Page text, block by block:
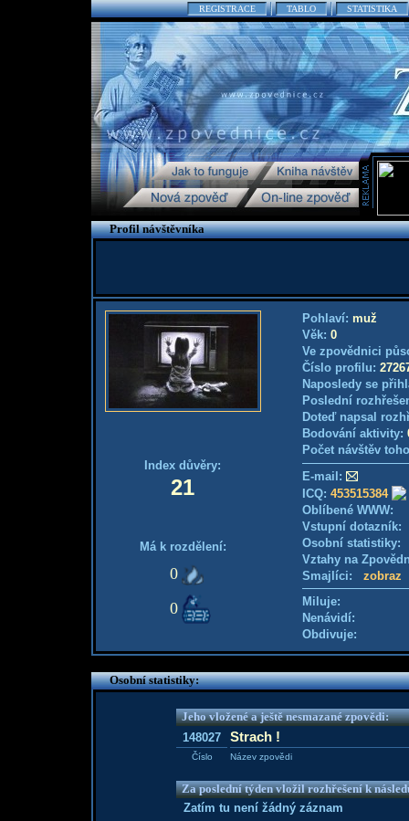
REGISTRACE TABLO STATISTIKA
Profil návštěvníka
Index důvěry:
21
Má k rozdělení:
0
0
Pohlaví: muž
Věk: 0
Ve zpovědnici
Číslo profilu:
Naposledy se
Poslední
Doteď napsal
Bodování aktivity:
Počet návštěv
E-mail:
ICQ: 453515384
Oblíbené WWW:
Vstupní
Osobní
Vztahy na
Smajlíci: zobraz
Miluje:
Nenávidí:
Obdivuje:
Osobní statistiky:
Jeho vložené a ještě nesmazané zpovědi:
148027
Strach !
Číslo Název zpovědi
Za poslední týden vložil rozhřešení k
Zatím tu není žádný záznam